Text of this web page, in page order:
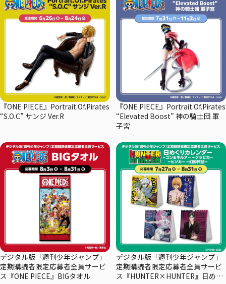
『ONE PIECE』Portrait.Of.Pirates
“S.O.C” サンジ Ver.R
『ONE PIECE』Portrait.Of.Pirates
“Elevated Boost” 神の騎士団 軍
子宮
デジタル版「週刊少年ジャンプ」
定期購読者限定応募者全員サービ
ス『ONE PIECE』BIGタオル
デジタル版「週刊少年ジャンプ」
定期購読者限定応募者全員サービ
ス『HUNTER×HUNTER』日めく